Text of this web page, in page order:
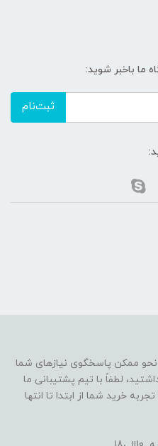
ما باخبر شوید:
ثبت‌نام
نحو ممکن پاسخگوی نیازهای شما
لطفاً با تیم پشتیبانی ما
خرید شما از ابتدا تا انتها